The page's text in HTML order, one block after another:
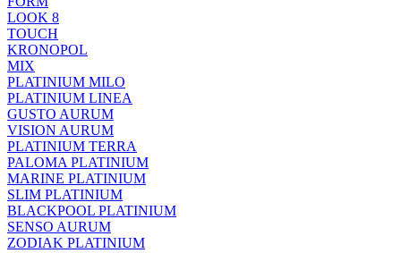
LOOK 8
TOUCH
KRONOPOL
MIX
PLATINIUM MILO
PLATINIUM LINEA
GUSTO AURUM
VISION AURUM
PLATINIUM TERRA
PALOMA PLATINIUM
MARINE PLATINIUM
SLIM PLATINIUM
BLACKPOOL PLATINIUM
SENSO AURUM
ZODIAK PLATINIUM